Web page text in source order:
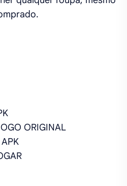
ORIGINAL